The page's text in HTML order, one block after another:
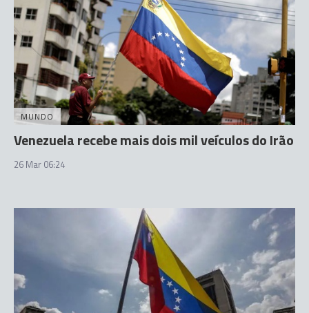
MUNDO
Venezuela recebe mais dois mil veículos do Irão
26 Mar 06:24